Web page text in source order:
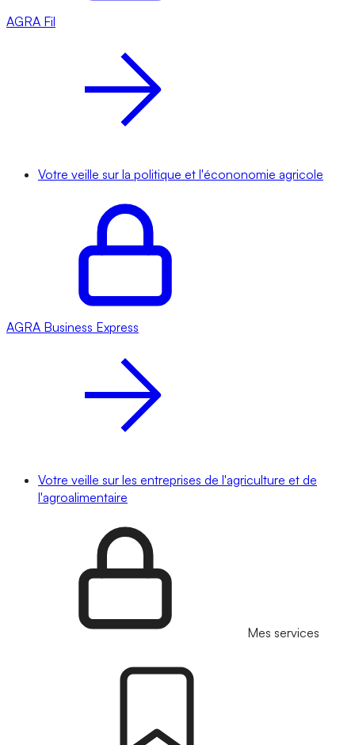
AGRA Fil
Votre veille sur la politique et l'écononomie agricole
AGRA Business Express
Votre veille sur les entreprises de l'agriculture et de
l'agroalimentaire
Mes services